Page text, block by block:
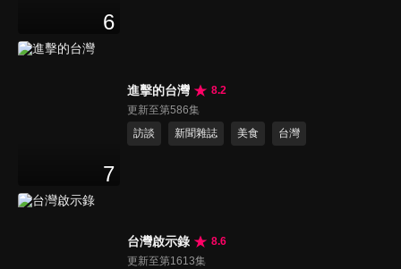
6
7
進擊的台灣
8.2
更新至第586集
訪談
新聞雜誌 美食 台灣
台灣啟示錄
8.6
更新至第1613集